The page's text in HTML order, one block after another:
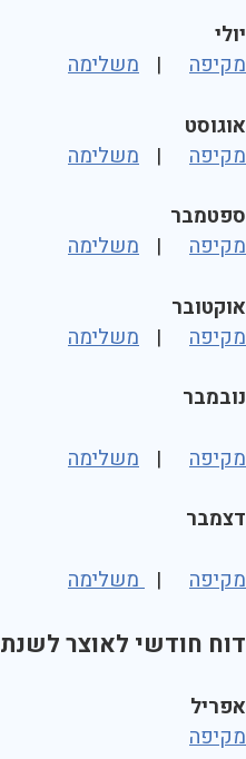
יולי
מקיפה | משלימה
אוגוסט
מקיפה | משלימה
ספטמבר
מקיפה | משלימה
אוקטובר
מקיפה | משלימה
נובמבר
מקיפה | משלימה
דצמבר
מקיפה | משלימה
דוח חודשי לאוצר לשנת 2022
אפריל
מקיפה